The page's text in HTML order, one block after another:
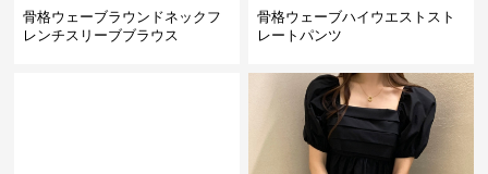
骨格ウェーブラウンドネックフ
レンチスリーブブラウス
骨格ウェーブハイウエストスト
レートパンツ